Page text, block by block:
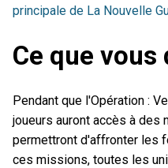
principale de La Nouvelle
Ce que vous
Pendant que l'Opération :
joueurs auront accès à
permettront d'affronter les
ces missions, toutes les